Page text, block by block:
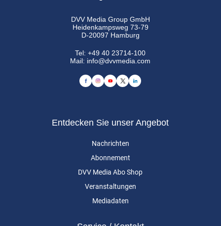
DVV Media Group GmbH
Heidenkampsweg 73-79
D-20097 Hamburg
Tel:+49 40 23714-100
Mail: info@dvvmedia.com
Entdecken Sie unser Angebot
Nachrichten
Abonnement
DVV Media Abo Shop
Veranstaltungen
Mediadaten